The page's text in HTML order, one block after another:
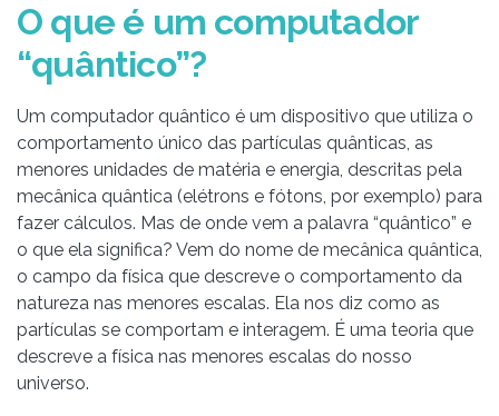
O que é um computador
“quântico”?
Um computador quântico é um dispositivo que utiliza o
comportamento único das partículas quânticas, as
menores unidades de matéria e energia, descritas pela
mecânica quântica (elétrons e fótons, por exemplo) para
fazer cálculos. Mas de onde vem a palavra “quântico” e
o que ela significa? Vem do nome de mecânica quântica,
o campo da física que descreve o comportamento da
natureza nas menores escalas. Ela nos diz como as
partículas se comportam e interagem. É uma teoria que
descreve a física nas menores escalas do nosso
universo.